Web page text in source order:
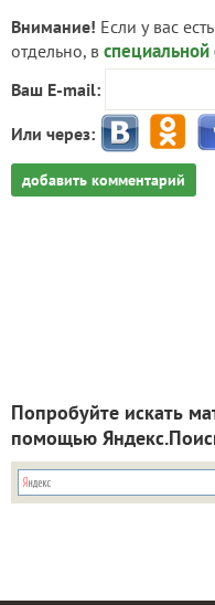
Внимание! Если у вас
отдельно, в
Ваш E-mail:
Или через:
добавить комментарий
Попробуйте искать
помощью